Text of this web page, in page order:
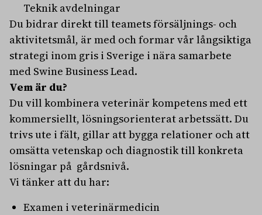
Teknik avdelningar
Du bidrar direkt till teamets försäljnings- och
aktivitetsmål, är med och formar vår långsiktiga
strategi inom gris i Sverige i nära samarbete
med Swine Business Lead.
Vem är du?
Du vill kombinera veterinär kompetens med ett
kommersiellt, lösningsorienterat arbetssätt. Du
trivs ute i fält, gillar att bygga relationer och att
omsätta vetenskap och diagnostik till konkreta
lösningar på gårdsnivå.
Vi tänker att du har:
Examen i veterinärmedicin